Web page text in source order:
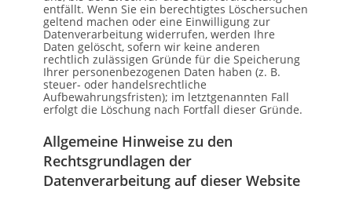
entfällt. Wenn Sie ein berechtigtes Löschersuchen
geltend machen oder eine Einwilligung zur
Datenverarbeitung widerrufen, werden Ihre
Daten gelöscht, sofern wir keine anderen
rechtlich zulässigen Gründe für die Speicherung
Ihrer personenbezogenen Daten haben (z. B.
steuer- oder handelsrechtliche
Aufbewahrungsfristen); im letztgenannten Fall
erfolgt die Löschung nach Fortfall dieser Gründe.
Allgemeine Hinweise zu den
Rechtsgrundlagen der
Datenverarbeitung auf dieser Website